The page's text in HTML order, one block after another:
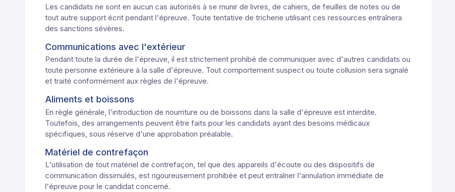
Les candidats ne sont en aucun cas autorisés à se munir de livres, de cahiers, de feuilles de notes ou de
tout autre support écrit pendant l'épreuve. Toute tentative de tricherie utilisant ces ressources entraînera
des sanctions sévères.
Communications avec l'extérieur
Pendant toute la durée de l'épreuve, il est strictement prohibé de communiquer avec d'autres candidats ou
toute personne extérieure à la salle d'épreuve. Tout comportement suspect ou toute collusion sera signalé
et traité conformément aux règles de l'épreuve.
Aliments et boissons
En règle générale, l'introduction de nourriture ou de boissons dans la salle d'épreuve est interdite.
Toutefois, des arrangements peuvent être faits pour les candidats ayant des besoins médicaux
spécifiques, sous réserve d'une approbation préalable.
Matériel de contrefaçon
L'utilisation de tout matériel de contrefaçon, tel que des appareils d'écoute ou des dispositifs de
communication dissimulés, est rigoureusement prohibée et peut entraîner l'annulation immédiate de
l'épreuve pour le candidat concerné.